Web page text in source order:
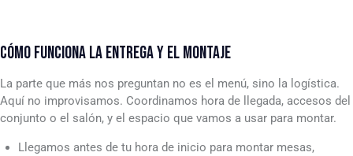
CÓMO FUNCIONA LA ENTREGA Y EL MONTAJE
La parte que más nos preguntan no es el menú, sino la logística.
Aquí no improvisamos. Coordinamos hora de llegada, accesos del
conjunto o el salón, y el espacio que vamos a usar para montar.
Llegamos antes de tu hora de inicio para montar mesas,